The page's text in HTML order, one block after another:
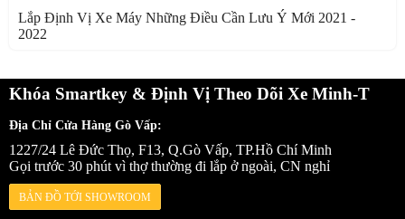
Lắp Định Vị Xe Máy Những Điều Cần Lưu Ý Mới 2021 -
2022
Khóa Smartkey & Định Vị Theo Dõi Xe Minh-T
Địa Chỉ Cửa Hàng Gò Vấp:
1227/24 Lê Đức Thọ, F13, Q.Gò Vấp, TP.Hồ Chí Minh
Gọi trước 30 phút vì thợ thường đi lắp ở ngoài, CN nghỉ
BẢN ĐỒ TỚI SHOWROOM